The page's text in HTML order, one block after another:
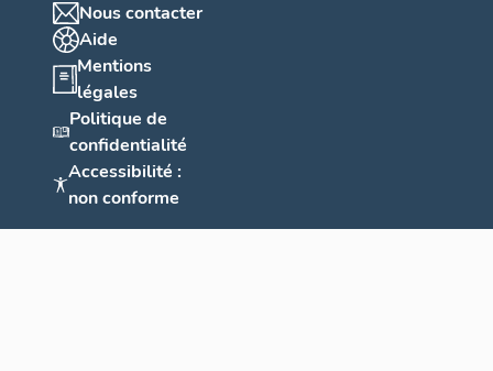
Nous contacter
Aide
Mentions
légales
Politique de
confidentialité
Accessibilité :
non conforme